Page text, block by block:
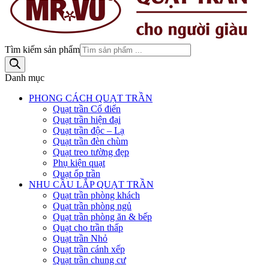
Tìm kiếm sản phẩm
Danh mục
PHONG CÁCH QUẠT TRẦN
Quạt trần Cổ điển
Quạt trần hiện đại
Quạt trần độc – Lạ
Quạt trần đèn chùm
Quạt treo tường đẹp
Phụ kiện quạt
Quạt ốp trần
NHU CẦU LẮP QUẠT TRẦN
Quạt trần phòng khách
Quạt trần phòng ngủ
Quạt trần phòng ăn & bếp
Quạt cho trần thấp
Quạt trần Nhỏ
Quạt trần cánh xếp
Quạt trần chung cư